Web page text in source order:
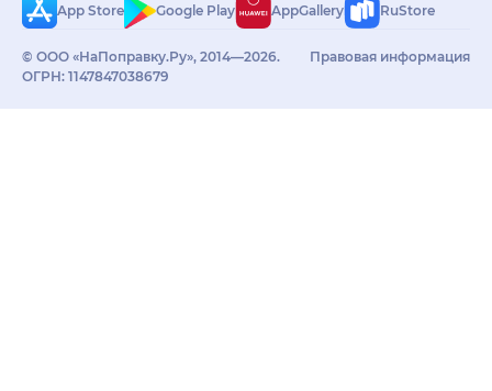
App Store
Google Play AppGallery RuStore
© ООО «НаПоправку.Ру», 2014—2026.
ОГРН: 1147847038679
Правовая информация